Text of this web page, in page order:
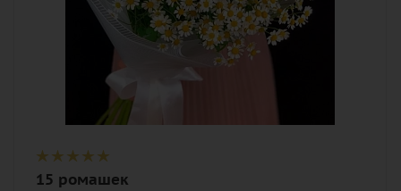
15 ромашек